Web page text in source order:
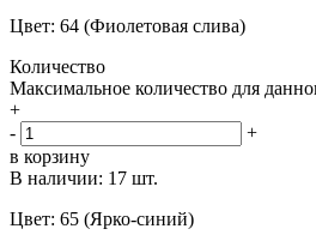
Цвет: 64 (Фиолетовая слива)
Количество
Максимальное количество для
+
-
+
в корзину
В наличии: 17 шт.
Цвет: 65 (Ярко-синий)